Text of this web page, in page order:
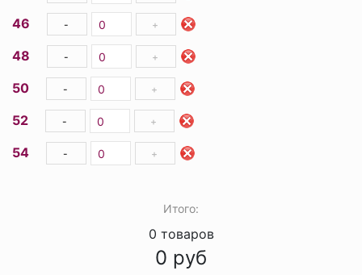
46 - +
48 - +
50 - +
52 - +
54 - +
Итого:
0 товаров
0 руб